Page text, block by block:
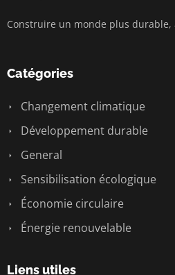
Construire un monde plus durable,
Catégories
Changement climatique
Développement durable
General
Sensibilisation écologique
Économie circulaire
Énergie renouvelable
Liens utiles